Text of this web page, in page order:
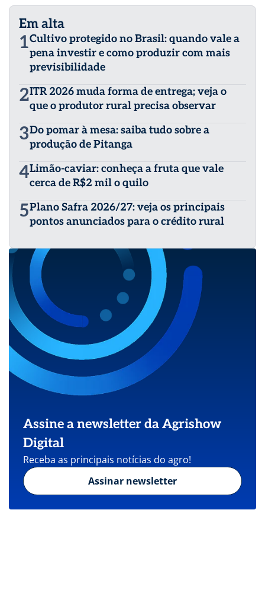
Em alta
1Cultivo protegido no Brasil: quando vale a
pena investir e como produzir com mais
previsibilidade
2ITR 2026 muda forma de entrega; veja o
que o produtor rural precisa observar
3Do pomar à mesa: saiba tudo sobre a
produção de Pitanga
4Limão-caviar: conheça a fruta que vale
cerca de R$2 mil o quilo
5Plano Safra 2026/27: veja os principais
pontos anunciados para o crédito rural
Assine a newsletter da Agrishow
Digital
Receba as principais notícias do agro!
Assinar newsletter